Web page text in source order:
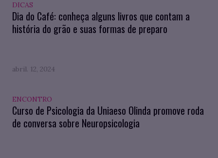
DICAS
Dia do Café: conheça alguns livros que contam a
história do grão e suas formas de preparo
abril. 12, 2024
ENCONTRO
Curso de Psicologia da Uniaeso Olinda promove roda
de conversa sobre Neuropsicologia